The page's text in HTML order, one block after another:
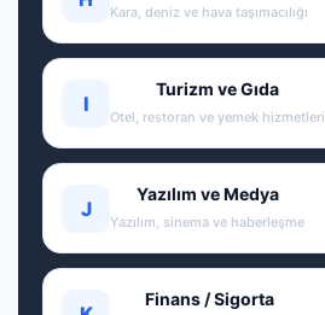
Kara, deniz ve hava taşımacılığı
I
Turizm ve Gıda
Otel, restoran ve yemek hizmetleri
J
Yazılım ve Medya
Yazılım, sinema ve haberleşme
Finans / Sigorta